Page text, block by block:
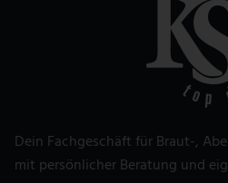
Dein Fachgeschäft für Braut-,
mit persönlicher Beratung und